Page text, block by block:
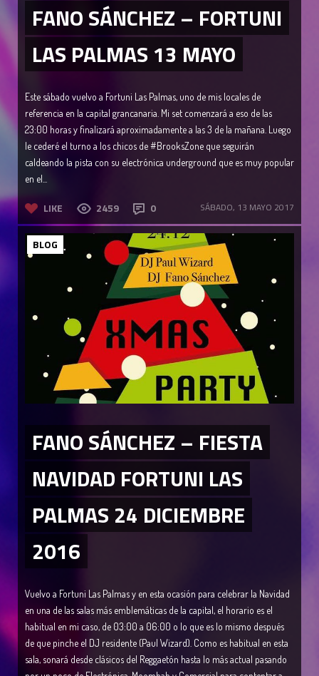
FANO SÁNCHEZ – FORTUNI
LAS PALMAS 13 MAYO
Este sábado vuelvo a Fortuni Las Palmas, uno de mis locales de
referencia en la capital grancanaria. Mi set comenzará a eso de las
23:00 horas y finalizará aproximadamente a las 3 de la mañana. Luego
le cederé el turno a los chicos de #BrooksZone que seguirán
caldeando la pista con su electrónica underground que es muy popular
en el...
LIKE 2459 0 SÁBADO, 13 MAYO 2017
BLOG
FANO SÁNCHEZ – FIESTA
NAVIDAD FORTUNI LAS
PALMAS 24 DICIEMBRE
2016
Vuelvo a Fortuni Las Palmas y en esta ocasión para celebrar la Navidad
en una de las salas más emblemáticas de la capital, el horario es el
habitual en mi caso, de 03:00 a 06:00 o lo que es lo mismo después
de que pinche el DJ residente (Paul Wizard). Como es habitual en esta
sala, sonará desde clásicos del Reggaetón hasta lo más actual pasando